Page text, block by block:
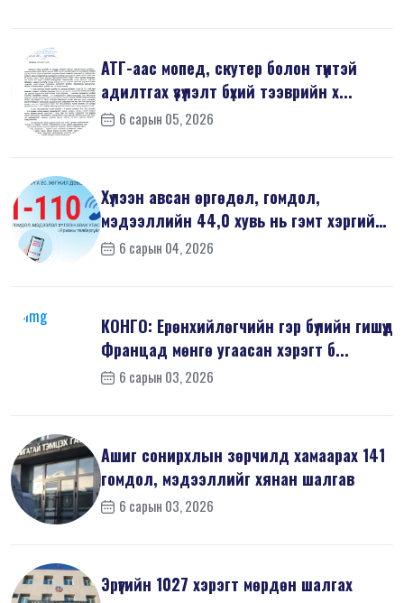
АТГ-аас мопед, скутер болон түүнтэй
адилтгах үзүүлэлт бүхий тээврийн х...
6 сарын 05, 2026
Хүлээн авсан өргөдөл, гомдол,
мэдээллийн 44,0 хувь нь гэмт хэргийн
шин...
6 сарын 04, 2026
КОНГО: Ерөнхийлөгчийн гэр бүлийн гишүүд
Францад мөнгө угаасан хэрэгт б...
6 сарын 03, 2026
Ашиг сонирхлын зөрчилд хамаарах 141
гомдол, мэдээллийг хянан шалгав
6 сарын 03, 2026
Эрүүгийн 1027 хэрэгт мөрдөн шалгах